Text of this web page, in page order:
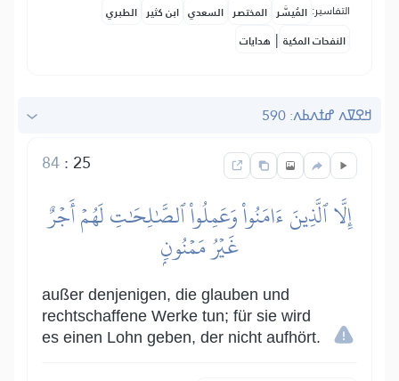
التفاسير: المُيسَّر المختصر السعدي ابن كثير الطبري
النفحات المكية | هدايات
ߞߐߜߍ ߝߙߍߕߍ: 590
25
:
84
إِلَّا ٱلَّذِينَ ءَامَنُواْ وَعَمِلُواْ ٱلصَّٰلِحَٰتِ لَهُمۡ أَجۡرٌ
غَيۡرُ مَمۡنُونِۭ
außer denjenigen, die glauben und
rechtschaffene Werke tun; für sie wird
es einen Lohn geben, der nicht aufhört.